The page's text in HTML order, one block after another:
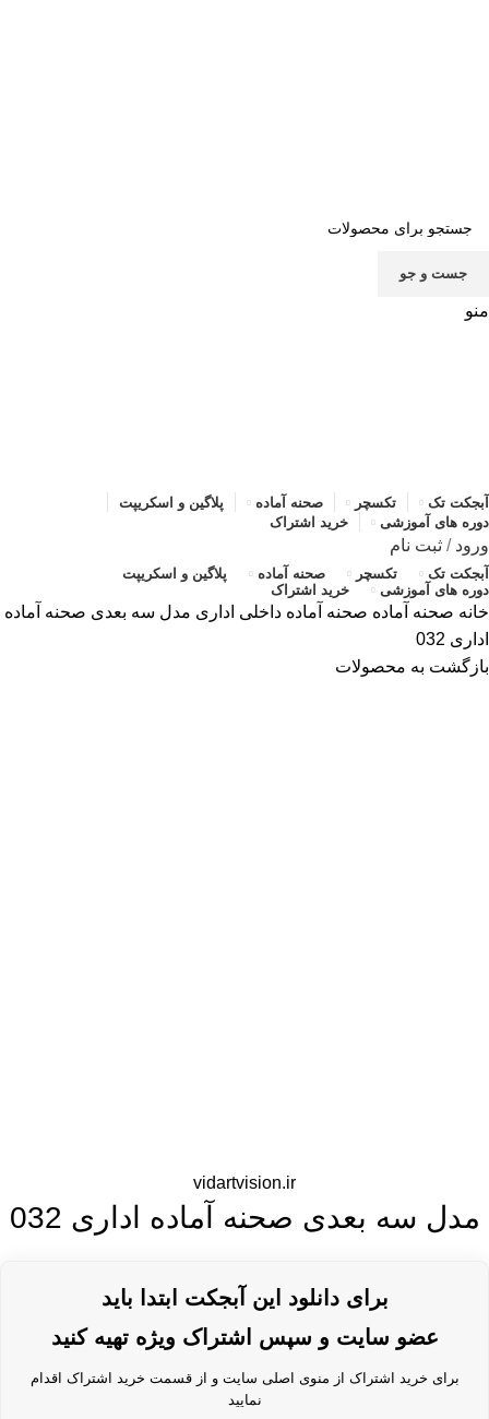
جست و جو
منو
آبجکت تک تکسچر صحنه آماده
پلاگین و اسکریپت
دوره های آموزشی
خرید اشتراک
ورود / ثبت نام
آبجکت تک تکسچر صحنه آماده
پلاگین و اسکریپت
دوره های آموزشی
خرید اشتراک
خانه صحنه آماده صحنه آماده داخلی اداری مدل سه بعدی صحنه آماده
اداری 032
بازگشت به محصولات
vidartvision.ir
مدل سه بعدی صحنه آماده اداری 032
برای دانلود این آبجکت ابتدا باید
عضو سایت و سپس اشتراک ویژه تهیه کنید
برای خرید اشتراک از منوی اصلی سایت و از قسمت خرید اشتراک اقدام
نمایید